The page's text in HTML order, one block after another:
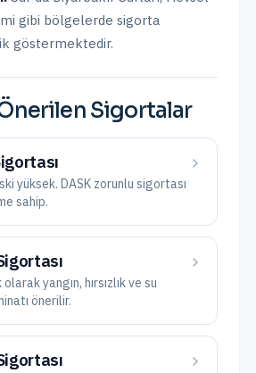
gibi bölgelerde sigorta
göstermektedir.
Sigortalar
yüksek. DASK zorunlu sigortası
sahip.
yangın, hırsızlık ve su
önerilir.